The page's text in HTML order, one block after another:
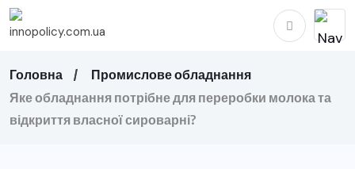
Головна
Промислове обладнання
Яке обладнання потрібне для переробки молока та
відкриття власної сироварні?